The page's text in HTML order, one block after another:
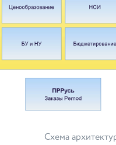
Схема